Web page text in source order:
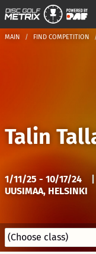
MAIN FIND COMPETITION
Talin
1/11/25 - 10/17/24
UUSIMAA, HELSINKI